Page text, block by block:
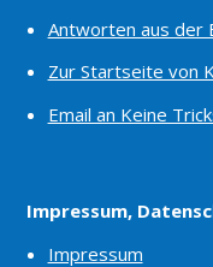
Antworten aus der
Zur Startseite von
Email an Keine
Impressum,
Impressum